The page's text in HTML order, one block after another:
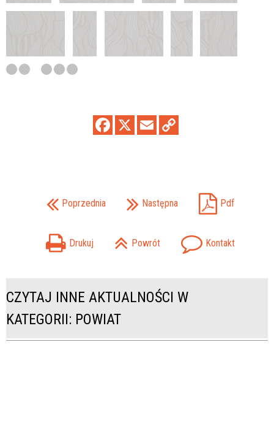
Poprzednia Następna Pdf
Drukuj Powrót Kontakt
CZYTAJ INNE AKTUALNOŚCI W
KATEGORII: POWIAT